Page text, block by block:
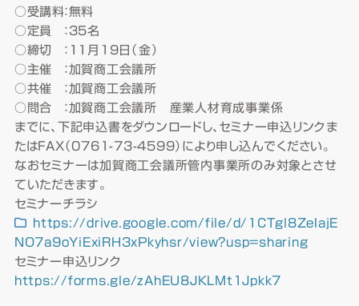
○受講料：無料
○定員 ：35名
○締切 ：11月19日（金）
○主催 ：加賀商工会議所
○共催 ：加賀商工会議所
○問合 ：加賀商工会議所 産業人材育成事業係
までに、下記申込書をダウンロードし、セミナー申込リンクま
たはFAX（0761-73-4599）により申し込んでください。
なおセミナーは加賀商工会議所管内事業所のみ対象とさせ
ていただきます。
セミナーチラシ
https://drive.google.com/file/d/1CTgl8ZeIajE
NO7a9oYiExiRH3xPkyhsr/view?usp=sharing
セミナー申込リンク
https://forms.gle/zAhEU8JKLMt1Jpkk7